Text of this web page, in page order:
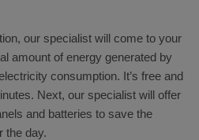
our specialist will come to your
amount of energy generated by
consumption. It’s free and
Next, our specialist will offer
and batteries to save the
the day.